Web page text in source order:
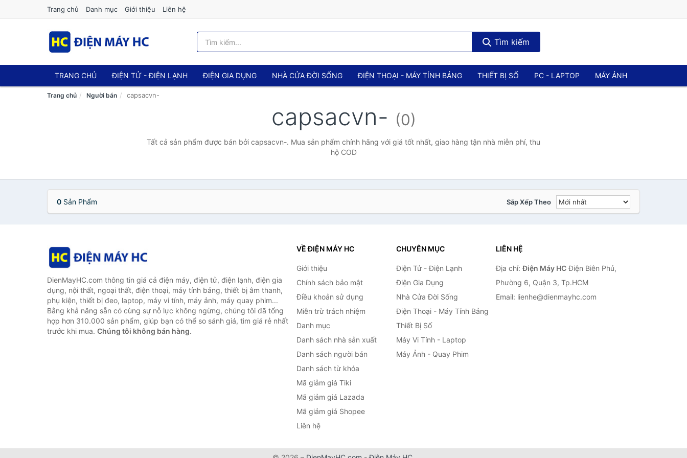
Trang chủ Danh mục Giới thiệu Liên hệ
Tìm kiếm
TRANG CHỦ ĐIỆN TỬ - ĐIỆN LẠNH ĐIỆN GIA DỤNG NHÀ CỬA ĐỜI SỐNG ĐIỆN THOẠI - MÁY TÍNH BẢNG THIẾT BỊ SỐ PC - LAPTOP MÁY ẢNH
Trang chủ Người bán capsacvn-
capsacvn- (0)
Tất cả sản phẩm được bán bởi capsacvn-. Mua sản phẩm chính hãng với giá tốt nhất, giao hàng tận nhà miễn phí, thu
hộ COD
0 Sản Phẩm Sắp Xếp Theo
DienMayHC.com thông tin giá cả điện máy, điện tử, điện lạnh, điện gia
dụng, nội thất, ngoại thất, điện thoại, máy tính bảng, thiết bị âm thanh,
phụ kiện, thiết bị đeo, laptop, máy vi tính, máy ảnh, máy quay phim...
Bằng khả năng sẵn có cùng sự nỗ lực không ngừng, chúng tôi đã tổng
hợp hơn 310.000 sản phẩm, giúp bạn có thể so sánh giá, tìm giá rẻ nhất
trước khi mua. Chúng tôi không bán hàng.
VỀ ĐIỆN MÁY HC
Giới thiệu
Chính sách bảo mật
Điều khoản sử dụng
Miễn trừ trách nhiệm
Danh mục
Danh sách nhà sản xuất
Danh sách người bán
Danh sách từ khóa
Mã giảm giá Tiki
Mã giảm giá Lazada
Mã giảm giá Shopee
Liên hệ
CHUYÊN MỤC
Điện Tử - Điện Lạnh
Điện Gia Dụng
Nhà Cửa Đời Sống
Điện Thoại - Máy Tính Bảng
Thiết Bị Số
Máy Vi Tính - Laptop
Máy Ảnh - Quay Phim
LIÊN HỆ
Địa chỉ:Điện Máy HCĐiện Biên Phủ,
Phường 6, Quận 3, Tp.HCM
Email: lienhe@dienmayhc.com